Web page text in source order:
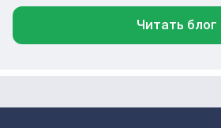
Читать блог